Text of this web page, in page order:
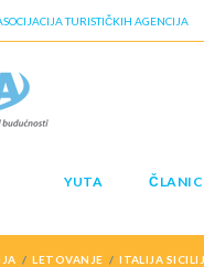
TURISTIČKIH AGENCIJA
YUTA
LETOVANJE ITALIJA